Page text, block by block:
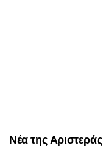
Νέα της Αριστεράς